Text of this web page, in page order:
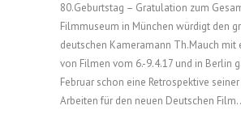
80.Geburtstag – Gratulation zum
Filmmuseum in München würdigt den
deutschen Kameramann Th.Mauch mit
von Filmen vom 6.-9.4.17 und in Berlin
Februar schon eine Retrospektive
Arbeiten für den neuen Deutschen